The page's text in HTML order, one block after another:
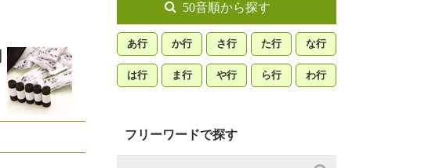
50音順から探す
あ行 か行 さ行 た行 な行
は行 ま行 や行 ら行 わ行
フリーワードで探す